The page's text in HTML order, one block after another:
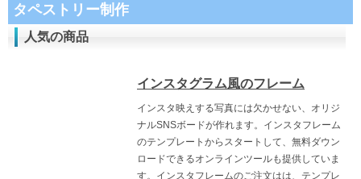
タペストリー制作
人気の商品
インスタグラム風のフレーム
インスタ映えする写真には欠かせない、オリジ
ナルSNSボードが作れます。インスタフレーム
のテンプレートからスタートして、無料ダウン
ロードできるオンラインツールも提供していま
す。インスタフレームのご注文はは、テンプレ